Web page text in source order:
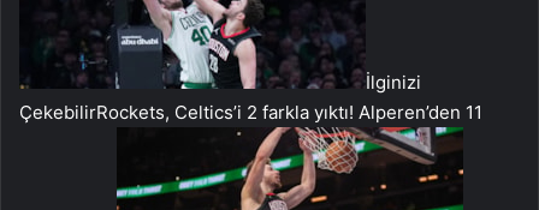
İlginizi
ÇekebilirRockets, Celtics’i 2 farkla yıktı! Alperen’den 11